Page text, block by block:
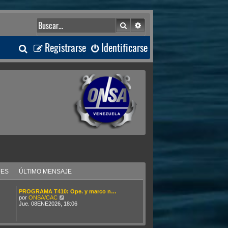
BuscarBúsqueda avanzada
Identificarse
Registrarse
B
u
a
r
ÚLTIMO MENSAJE
PROGRAMA T410: Ope. y marco n…
por ONSA/CAC
e
Jue. 08ENE2026, 18:06